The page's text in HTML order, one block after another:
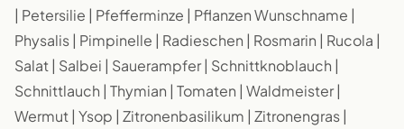
| Petersilie | Pfefferminze | Pflanzen Wunschname |
Physalis | Pimpinelle | Radieschen | Rosmarin | Rucola |
Salat | Salbei | Sauerampfer | Schnittknoblauch |
Schnittlauch | Thymian | Tomaten | Waldmeister |
Wermut | Ysop | Zitronenbasilikum | Zitronengras |